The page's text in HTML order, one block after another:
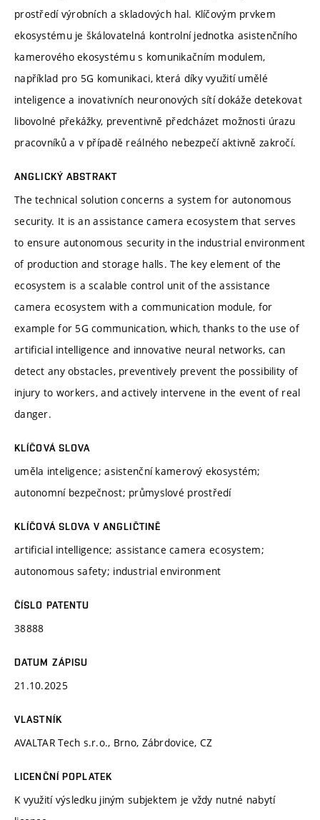
prostředí výrobních a skladových hal. Klíčovým prvkem
ekosystému je škálovatelná kontrolní jednotka asistenčního
kamerového ekosystému s komunikačním modulem,
například pro 5G komunikaci, která díky využití umělé
inteligence a inovativních neuronových sítí dokáže detekovat
libovolné překážky, preventivně předcházet možnosti úrazu
pracovníků a v případě reálného nebezpečí aktivně zakročí.
ANGLICKÝ ABSTRAKT
The technical solution concerns a system for autonomous
security. It is an assistance camera ecosystem that serves
to ensure autonomous security in the industrial environment
of production and storage halls. The key element of the
ecosystem is a scalable control unit of the assistance
camera ecosystem with a communication module, for
example for 5G communication, which, thanks to the use of
artificial intelligence and innovative neural networks, can
detect any obstacles, preventively prevent the possibility of
injury to workers, and actively intervene in the event of real
danger.
KLÍČOVÁ SLOVA
uměla inteligence; asistenční kamerový ekosystém;
autonomní bezpečnost; průmyslové prostředí
KLÍČOVÁ SLOVA V ANGLIČTINĚ
artificial intelligence; assistance camera ecosystem;
autonomous safety; industrial environment
ČÍSLO PATENTU
38888
DATUM ZÁPISU
21.10.2025
VLASTNÍK
AVALTAR Tech s.r.o., Brno, Zábrdovice, CZ
LICENČNÍ POPLATEK
K využití výsledku jiným subjektem je vždy nutné nabytí